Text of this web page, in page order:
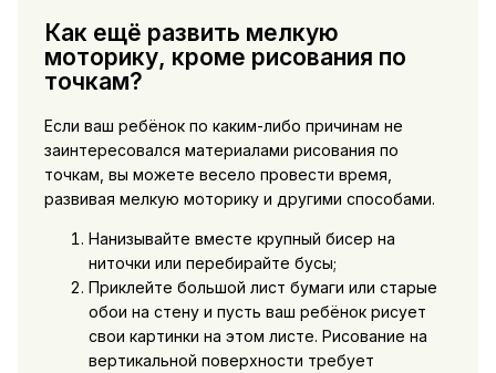
Как ещё развить мелкую
моторику, кроме рисования по
точкам?
Если ваш ребёнок по каким-либо причинам не
заинтересовался материалами рисования по
точкам, вы можете весело провести время,
развивая мелкую моторику и другими способами.
Нанизывайте вместе крупный бисер на
ниточки или перебирайте бусы;
Приклейте большой лист бумаги или старые
обои на стену и пусть ваш ребёнок рисует
свои картинки на этом листе. Рисование на
вертикальной поверхности требует